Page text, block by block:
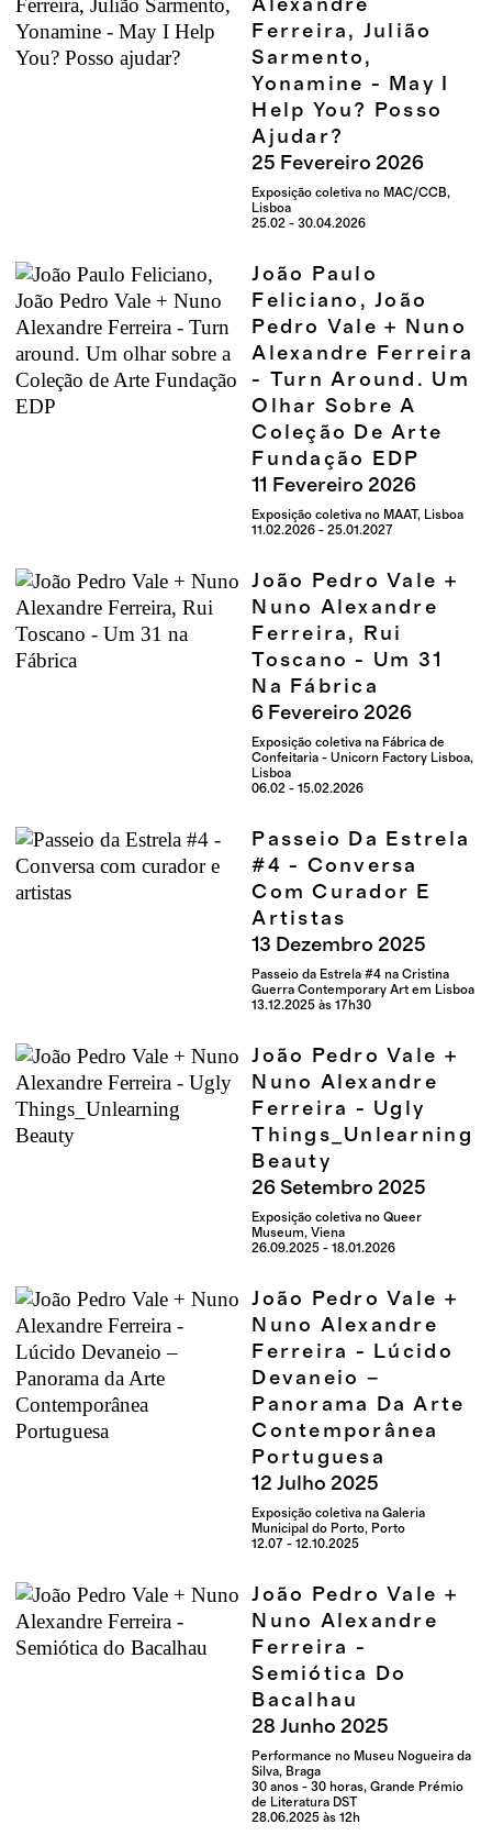
Alexandre
Ferreira, Julião
Sarmento,
Yonamine - May I
Help You? Posso
Ajudar?
25 Fevereiro 2026
Exposição coletiva no MAC/CCB,
Lisboa
25.02 - 30.04.2026
João Paulo
Feliciano, João
Pedro Vale + Nuno
Alexandre Ferreira
- Turn Around. Um
Olhar Sobre A
Coleção De Arte
Fundação EDP
11 Fevereiro 2026
Exposição coletiva no MAAT, Lisboa
11.02.2026 - 25.01.2027
João Pedro Vale +
Nuno Alexandre
Ferreira, Rui
Toscano - Um 31
Na Fábrica
6 Fevereiro 2026
Exposição coletiva na Fábrica de
Confeitaria - Unicorn Factory Lisboa,
Lisboa
06.02 - 15.02.2026
Passeio Da Estrela
#4 - Conversa
Com Curador E
Artistas
13 Dezembro 2025
Passeio da Estrela #4 na Cristina
Guerra Contemporary Art em Lisboa
13.12.2025 às 17h30
João Pedro Vale +
Nuno Alexandre
Ferreira - Ugly
Things_Unlearning
Beauty
26 Setembro 2025
Exposição coletiva no Queer
Museum, Viena
26.09.2025 - 18.01.2026
João Pedro Vale +
Nuno Alexandre
Ferreira - Lúcido
Devaneio –
Panorama Da Arte
Contemporânea
Portuguesa
12 Julho 2025
Exposição coletiva na Galeria
Municipal do Porto, Porto
12.07 - 12.10.2025
João Pedro Vale +
Nuno Alexandre
Ferreira -
Semiótica Do
Bacalhau
28 Junho 2025
Performance no Museu Nogueira da
Silva, Braga
30 anos - 30 horas, Grande Prémio
de Literatura DST
28.06.2025 às 12h